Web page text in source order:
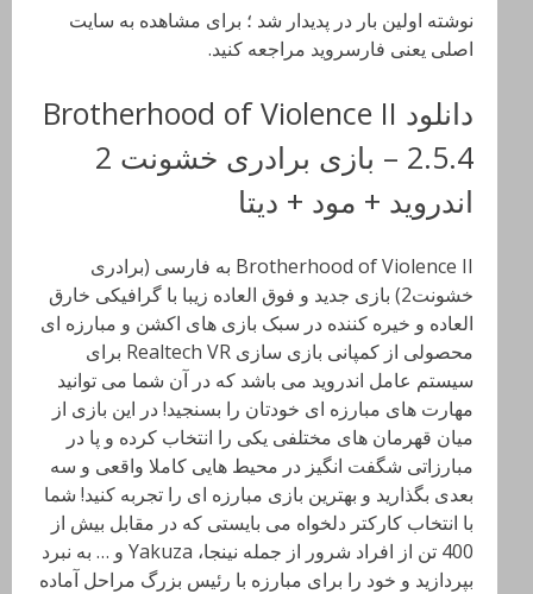
نوشته اولین بار در پدیدار شد ؛ برای مشاهده به سایت
اصلی یعنی فارسروید مراجعه کنید.
دانلود Brotherhood of Violence II
2.5.4 – بازی برادری خشونت 2
اندروید + مود + دیتا
Brotherhood of Violence II به فارسی (برادری
خشونت2) بازی جدید و فوق العاده زیبا با گرافیکی خارق
العاده و خیره کننده در سبک بازی های اکشن و مبارزه ای
محصولی از کمپانی بازی سازی Realtech VR برای
سیستم عامل اندروید می باشد که در آن شما می توانید
مهارت های مبارزه ای خودتان را بسنجید! در این بازی از
میان قهرمان های مختلفی یکی را انتخاب کرده و پا در
مبارزاتی شگفت انگیز در محیط هایی کاملا واقعی و سه
بعدی بگذارید و بهترین بازی مبارزه ای را تجربه کنید! شما
با انتخاب کارکتر دلخواه می بایستی که در مقابل بیش از
400 تن از افراد شرور از جمله نینجا، Yakuza و … به نبرد
بپردازید و خود را برای مبارزه با رئیس بزرگ مراحل آماده